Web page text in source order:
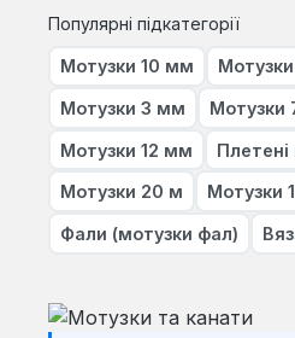
Популярні підкатегорії
Мотузки 10 мм
Мотузки 3 мм Мотузки
Мотузки 12 мм Плетені
Мотузки 20 м Мотузки
Фали (мотузки фал)